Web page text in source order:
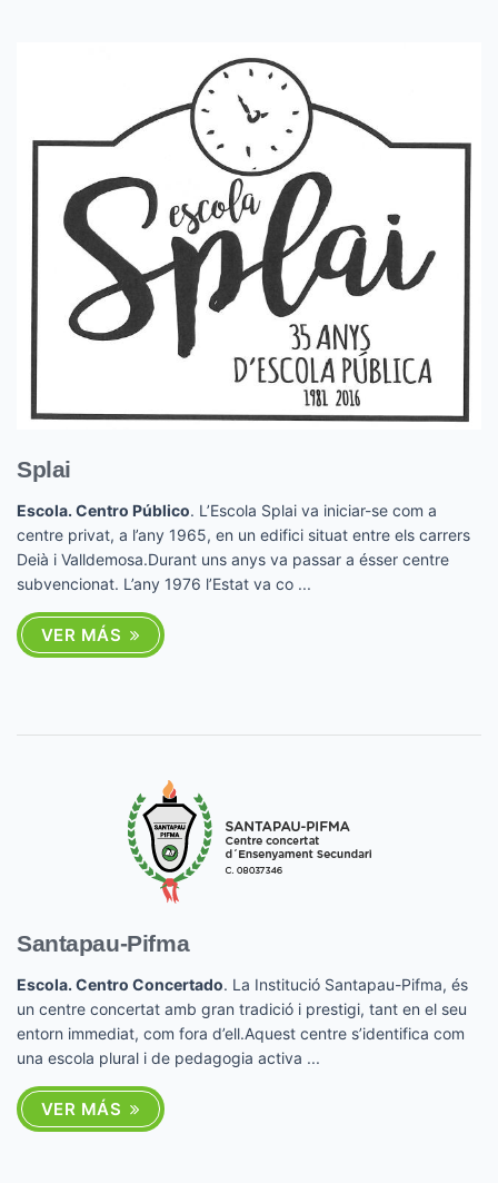
Splai
Escola. Centro Público. L’Escola Splai va iniciar-se com a
centre privat, a l’any 1965, en un edifici situat entre els carrers
Deià i Valldemosa.Durant uns anys va passar a ésser centre
subvencionat. L’any 1976 l’Estat va co ...
VER MÁS
Santapau-Pifma
Escola. Centro Concertado. La Institució Santapau-Pifma, és
un centre concertat amb gran tradició i prestigi, tant en el seu
entorn immediat, com fora d’ell.Aquest centre s’identifica com
una escola plural i de pedagogia activa ...
VER MÁS